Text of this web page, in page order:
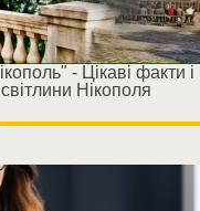
- Цікаві факти і
Нікополя